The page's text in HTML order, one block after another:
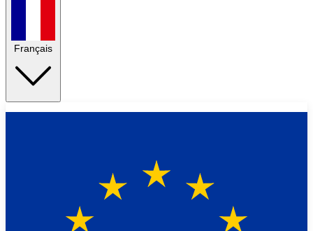
Français